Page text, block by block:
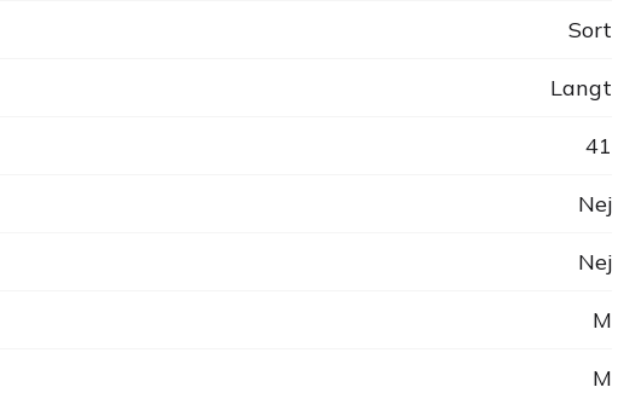
Sort
Langt
41
Nej
Nej
M
M